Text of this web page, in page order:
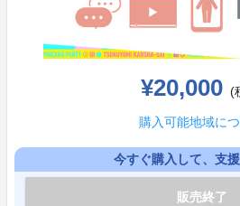
¥20,000 (
購入可能地域に
今すぐ購入して、支
販売終了